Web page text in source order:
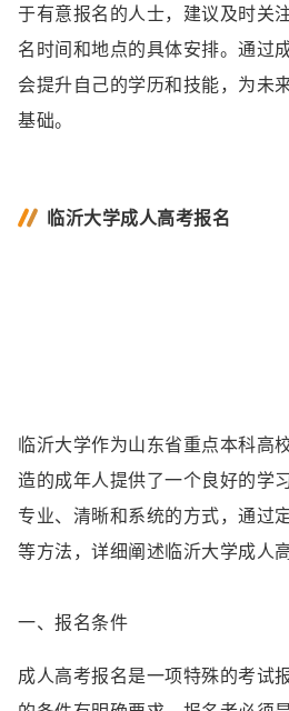
于有意报名的人士，建议及时关
名时间和地点的具体安排。通过
会提升自己的学历和技能，为未
基础。
临沂大学成人高考报名
临沂大学作为山东省重点本科高
造的成年人提供了一个良好的学
专业、清晰和系统的方式，通过
等方法，详细阐述临沂大学成人
一、报名条件
成人高考报名是一项特殊的考试